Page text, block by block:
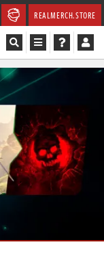
REALMERCH.STORE